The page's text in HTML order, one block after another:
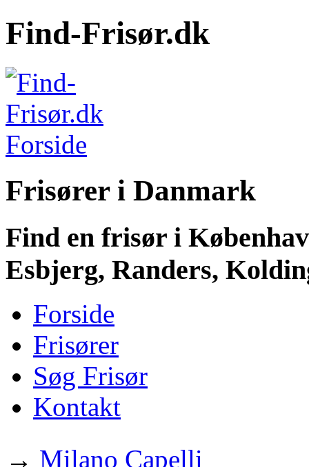
Find-Frisør.dk
Frisører i Danmark
Find en frisør i
Esbjerg, Randers,
Forside
Frisører
Søg Frisør
Kontakt
→ Milano Capelli